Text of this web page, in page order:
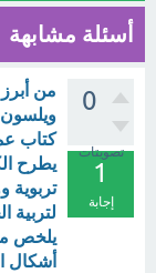
أسئلة مشابهة
0
تصويتات
1
إجابة
من
ويلسون
كتاب
يطرح
تربوية
لتربية
يلخص
أشكال